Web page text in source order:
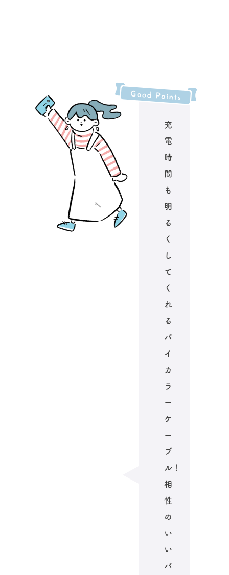
充
電
時
間
も
明
る
く
し
て
く
れ
る
バ
イ
カ
ラ
ー
ケ
ー
ブ
ル！
相
性
の
い
い
バ